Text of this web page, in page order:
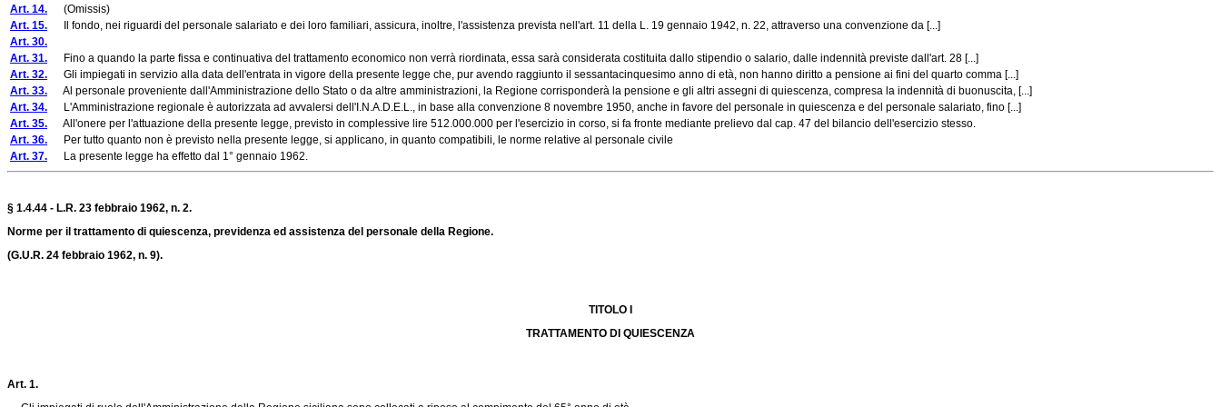
Art. 14. (Omissis)
Art. 15. Il fondo, nei riguardi del personale salariato e dei loro familiari, assicura, inoltre, l'assistenza prevista nell'art. 11 della L. 19 gennaio 1942, n. 22, attraverso una convenzione da [...]
Art. 30.
Art. 31. Fino a quando la parte fissa e continuativa del trattamento economico non verrà riordinata, essa sarà considerata costituita dallo stipendio o salario, dalle indennità previste dall'art. 28 [...]
Art. 32. Gli impiegati in servizio alla data dell'entrata in vigore della presente legge che, pur avendo raggiunto il sessantacinquesimo anno di età, non hanno diritto a pensione ai fini del quarto comma [...]
Art. 33. Al personale proveniente dall'Amministrazione dello Stato o da altre amministrazioni, la Regione corrisponderà la pensione e gli altri assegni di quiescenza, compresa la indennità di buonuscita, [...]
Art. 34. L'Amministrazione regionale è autorizzata ad avvalersi dell'I.N.A.D.E.L., in base alla convenzione 8 novembre 1950, anche in favore del personale in quiescenza e del personale salariato, fino [...]
Art. 35. All'onere per l'attuazione della presente legge, previsto in complessive lire 512.000.000 per l'esercizio in corso, si fa fronte mediante prelievo dal cap. 47 del bilancio dell'esercizio stesso.
Art. 36. Per tutto quanto non è previsto nella presente legge, si applicano, in quanto compatibili, le norme relative al personale civile
Art. 37. La presente legge ha effetto dal 1° gennaio 1962.
§ 1.4.44 - L.R. 23 febbraio 1962, n. 2.
Norme per il trattamento di quiescenza, previdenza ed assistenza del personale della Regione.
(G.U.R. 24 febbraio 1962, n. 9).
TITOLO I
TRATTAMENTO DI QUIESCENZA
Art. 1.